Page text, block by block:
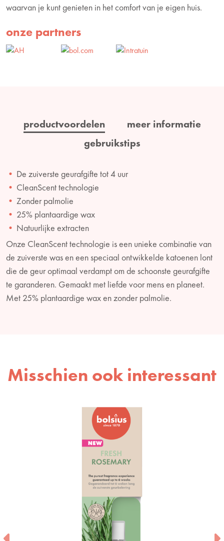
waarvan je kunt genieten in het comfort van je eigen huis.
onze partners
productvoordelen
meer informatie
gebruikstips
De zuiverste geurafgifte tot 4 uur
CleanScent technologie
Zonder palmolie
25% plantaardige wax
Natuurlijke extracten
Onze CleanScent technologie is een unieke combinatie van
de zuiverste was en een speciaal ontwikkelde katoenen lont
die de geur optimaal verdampt om de schoonste geurafgifte
te garanderen. Gemaakt met liefde voor mens en planeet.
Met 25% plantaardige wax en zonder palmolie.
Misschien ook interessant